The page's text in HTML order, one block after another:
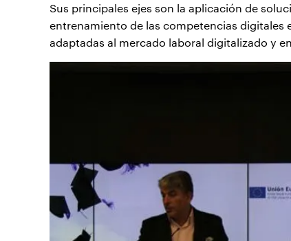
Sus principales ejes son la aplicación de
entrenamiento de las competencias digitales
adaptadas al mercado laboral digitalizado y